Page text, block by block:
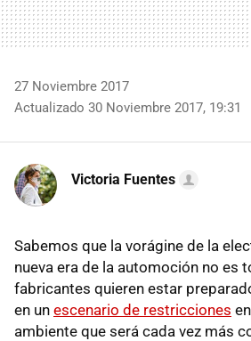
27 Noviembre 2017
Actualizado 30 Noviembre 2017, 19:31
Victoria Fuentes
Sabemos que la vorágine de la
nueva era de la automoción no es
fabricantes quieren estar
en un escenario de restricciones
ambiente que será cada vez más